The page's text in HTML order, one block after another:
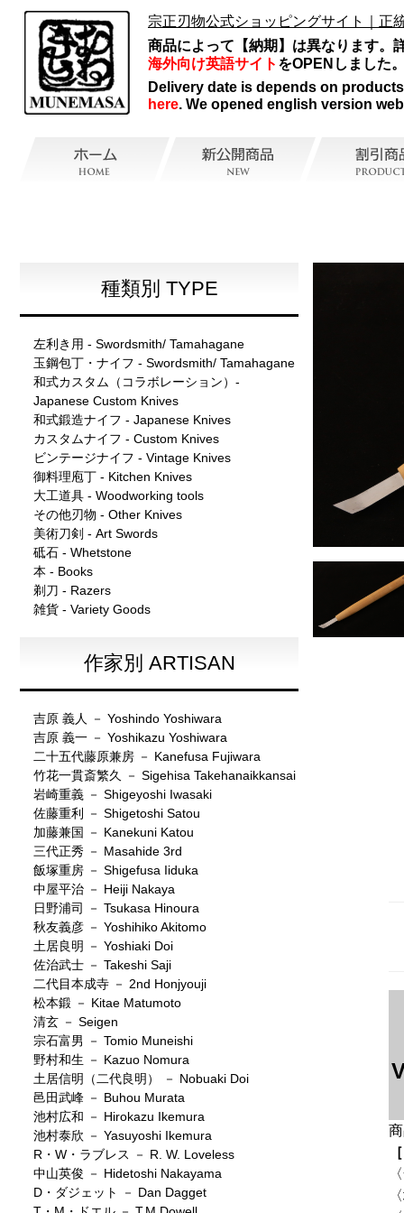
宗正刃物公式ショッピングサイト｜正
商品によって【納期】は異なります。
海外向け英語サイト をOPENしました
Delivery date is depends on
here. We opened english version
種類別 TYPE
左利き用 - Swordsmith/ Tamahagane
玉鋼包丁・ナイフ - Swordsmith/ Tamahagane
和式カスタム（コラボレーション）-
Japanese Custom Knives
和式鍛造ナイフ - Japanese Knives
カスタムナイフ - Custom Knives
ビンテージナイフ - Vintage Knives
御料理庖丁 - Kitchen Knives
大工道具 - Woodworking tools
その他刃物 - Other Knives
美術刀剣 - Art Swords
砥石 - Whetstone
本 - Books
剃刀 - Razers
雑貨 - Variety Goods
作家別 ARTISAN
吉原 義人 － Yoshindo Yoshiwara
吉原 義一 － Yoshikazu Yoshiwara
二十五代藤原兼房 － Kanefusa Fujiwara
竹花一貫斎繁久 － Sigehisa Takehanaikkansai
岩崎重義 － Shigeyoshi Iwasaki
佐藤重利 － Shigetoshi Satou
加藤兼国 － Kanekuni Katou
三代正秀 － Masahide 3rd
飯塚重房 － Shigefusa Iiduka
中屋平治 － Heiji Nakaya
日野浦司 － Tsukasa Hinoura
秋友義彦 － Yoshihiko Akitomo
土居良明 － Yoshiaki Doi
佐治武士 － Takeshi Saji
二代目本成寺 － 2nd Honjyouji
松本鍛 － Kitae Matumoto
清玄 － Seigen
宗石富男 － Tomio Muneishi
野村和生 － Kazuo Nomura
土居信明（二代良明） － Nobuaki Doi
邑田武峰 － Buhou Murata
池村広和 － Hirokazu Ikemura
池村泰欣 － Yasuyoshi Ikemura
R・W・ラブレス － R. W. Loveless
中山英俊 － Hidetoshi Nakayama
D・ダジェット － Dan Dagget